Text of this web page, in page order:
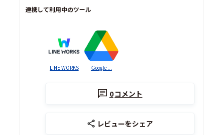
連携して利用中のツール
LINE WORKS Google ...
0コメント
レビューをシェア